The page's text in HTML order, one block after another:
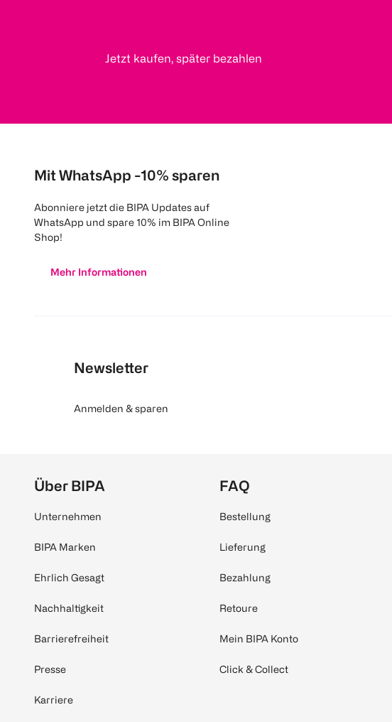
Jetzt kaufen, später bezahlen
Mit WhatsApp -10% sparen
Abonniere jetzt die BIPA Updates auf
WhatsApp und spare 10% im BIPA Online
Shop!
Mehr Informationen
Newsletter
Anmelden & sparen
Über BIPA
Unternehmen
BIPA Marken
Ehrlich Gesagt
Nachhaltigkeit
Barrierefreiheit
Presse
Karriere
FAQ
Bestellung
Lieferung
Bezahlung
Retoure
Mein BIPA Konto
Click & Collect